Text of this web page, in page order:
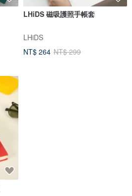
LHiDS 磁吸護照手帳套
LHiDS
NT$ 264 NT$ 299